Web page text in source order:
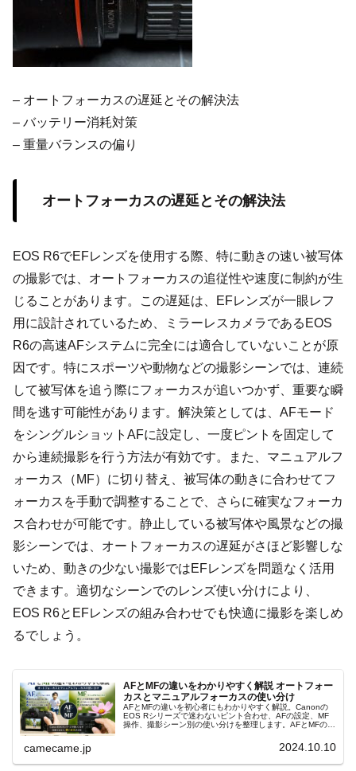
– オートフォーカスの遅延とその解決法
– バッテリー消耗対策
– 重量バランスの偏り
オートフォーカスの遅延とその解決法
EOS R6でEFレンズを使用する際、特に動きの速い被写体
の撮影では、オートフォーカスの追従性や速度に制約が生
じることがあります。この遅延は、EFレンズが一眼レフ
用に設計されているため、ミラーレスカメラであるEOS
R6の高速AFシステムに完全には適合していないことが原
因です。特にスポーツや動物などの撮影シーンでは、連続
して被写体を追う際にフォーカスが追いつかず、重要な瞬
間を逃す可能性があります。解決策としては、AFモード
をシングルショットAFに設定し、一度ピントを固定して
から連続撮影を行う方法が有効です。また、マニュアルフ
ォーカス（MF）に切り替え、被写体の動きに合わせてフ
ォーカスを手動で調整することで、さらに確実なフォーカ
ス合わせが可能です。静止している被写体や風景などの撮
影シーンでは、オートフォーカスの遅延がさほど影響しな
いため、動きの少ない撮影ではEFレンズを問題なく活用
できます。適切なシーンでのレンズ使い分けにより、
EOS R6とEFレンズの組み合わせでも快適に撮影を楽しめ
るでしょう。
AFとMFの違いをわかりやすく解説 オートフォー
カスとマニュアルフォーカスの使い分け
AFとMFの違いを初心者にもわかりやすく解説。Canonの
EOS Rシリーズで迷わないピント合わせ、AFの設定、MF
操作、撮影シーン別の使い分けを整理します。AFとMFの判
camecame.jp 2024.10.10